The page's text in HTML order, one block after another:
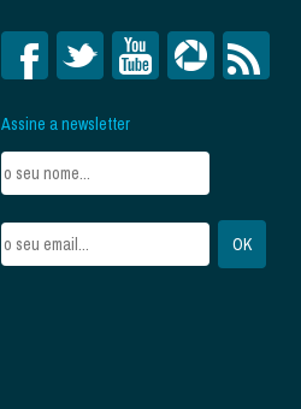
Assine a newsletter